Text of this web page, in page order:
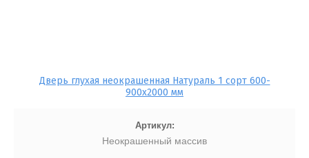
Дверь глухая неокрашенная Натураль 1 сорт 600-
900x2000 мм
Артикул:
Неокрашенный массив